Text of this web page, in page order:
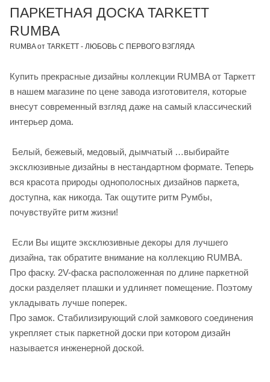
ПАРКЕТНАЯ ДОСКА TARKETT
RUMBA
RUMBA от TARKETT - ЛЮБОВЬ С ПЕРВОГО ВЗГЛЯДА
Купить прекрасные дизайны коллекции RUMBA от Таркетт
в нашем магазине по цене завода изготовителя, которые
внесут современный взгляд даже на самый классический
интерьер дома.
Белый, бежевый, медовый, дымчатый …выбирайте
эксклюзивные дизайны в нестандартном формате. Теперь
вся красота природы однополосных дизайнов паркета,
доступна, как никогда. Так ощутите ритм Румбы,
почувствуйте ритм жизни!
Если Вы ищите эксклюзивные декоры для лучшего
дизайна, так обратите внимание на коллекцию RUMBA.
Про фаску. 2V-фаска расположенная по длине паркетной
доски разделяет плашки и удлиняет помещение. Поэтому
укладывать лучше поперек.
Про замок. Стабилизирующий слой замкового соединения
укрепляет стык паркетной доски при котором дизайн
называется инженерной доской.